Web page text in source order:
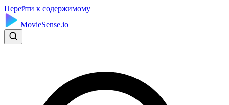
Перейти к содержимому
MovieSense.io